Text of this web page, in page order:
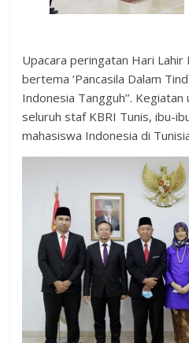
Upacara peringatan Hari Lahir
bertema ‘Pancasila Dalam
Indonesia Tangguh’’.
seluruh staf KBRI Tunis, ibu-
mahasiswa Indonesia di